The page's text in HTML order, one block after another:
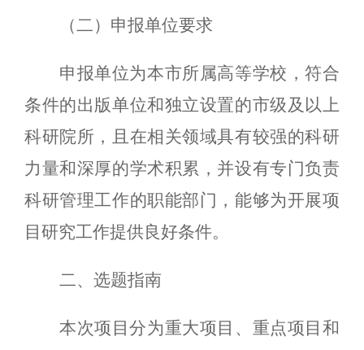
（二）申报单位要求
申报单位为本市所属高等学校，符合
条件的出版单位和独立设置的市级及以上
科研院所，且在相关领域具有较强的科研
力量和深厚的学术积累，并设有专门负责
科研管理工作的职能部门，能够为开展项
目研究工作提供良好条件。
二、选题指南
本次项目分为重大项目、重点项目和